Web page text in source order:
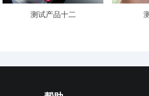
测试产品十二